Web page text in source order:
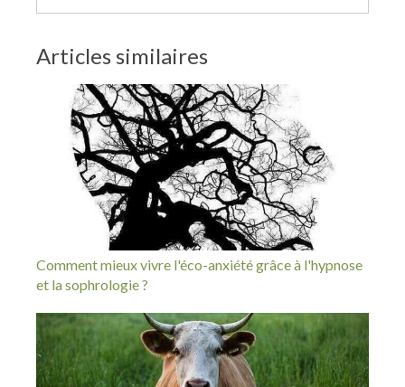
Articles similaires
Comment mieux vivre l'éco-anxiété grâce à l'hypnose
et la sophrologie ?